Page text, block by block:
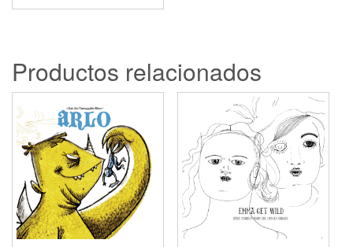
Productos relacionados